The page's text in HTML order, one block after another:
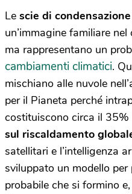
Le scie di
un’immagine familiare
ma rappresentano un
cambiamenti climatici.
mischiano alle nuvole
per il Pianeta perché
costituiscono circa il 35%
sul riscaldamento
satellitari e l’intelligenza
sviluppato un modello per
probabile che si formino